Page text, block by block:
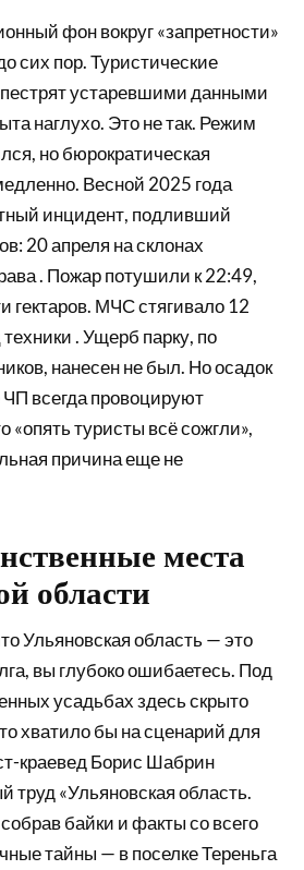
фон вокруг «запретности»
сих пор. Туристические
устаревшими данными
наглухо. Это не так. Режим
но бюрократическая
Весной 2025 года
инцидент, подливший
20 апреля на склонах
. Пожар потушили к 22:49,
гектаров. МЧС стягивало 12
. Ущерб парку, по
нанесен не был. Но осадок
всегда провоцируют
«опять туристы всё сожгли»,
причина еще не
места
области
Ульяновская область — это
вы глубоко ошибаетесь. Под
усадьбах здесь скрыто
хватило бы на сценарий для
краевед Борис Шабрин
труд «Ульяновская область.
байки и факты со всего
тайны — в поселке Тереньга